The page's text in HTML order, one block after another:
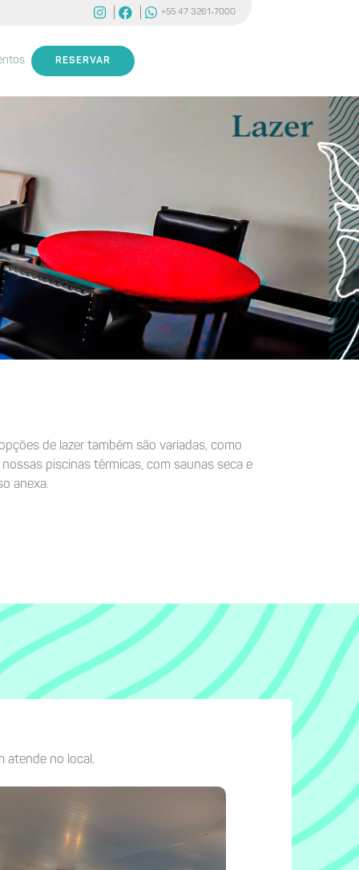
+55 47 3261-7000
RESERVAR
de lazer também são variadas, como
piscinas térmicas, com saunas seca e
anexa.
atende no local.